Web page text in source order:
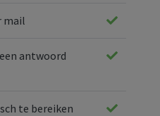
mail
antwoord
te bereiken